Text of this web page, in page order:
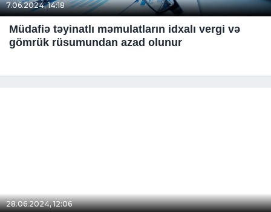
7.06.2024, 14:18
Müdafiə təyinatlı məmulatların idxalı vergi və
gömrük rüsumundan azad olunur
28.06.2024, 12:06